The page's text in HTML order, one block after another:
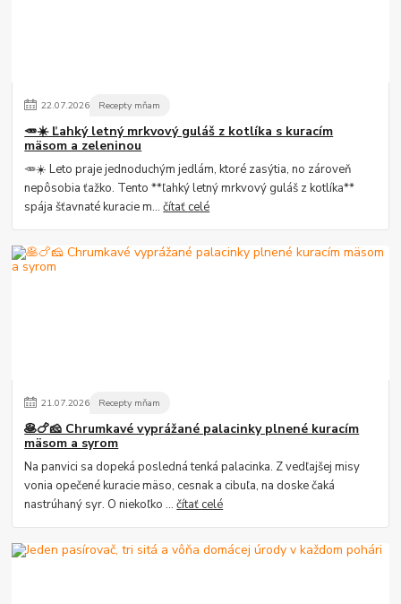
22.07.2026 Recepty mňam
🥕☀️ Ľahký letný mrkvový guláš z kotlíka s kuracím
mäsom a zeleninou
🥕☀️ Leto praje jednoduchým jedlám, ktoré zasýtia, no zároveň
nepôsobia ťažko. Tento **ľahký letný mrkvový guláš z kotlíka**
spája šťavnaté kuracie m...čítať celé
21.07.2026 Recepty mňam
🥞🍗🧀 Chrumkavé vyprážané palacinky plnené kuracím
mäsom a syrom
Na panvici sa dopeká posledná tenká palacinka. Z vedľajšej misy
vonia opečené kuracie mäso, cesnak a cibuľa, na doske čaká
nastrúhaný syr. O niekoľko ...čítať celé